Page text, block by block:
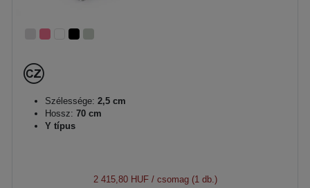
Szélessége: 2,5 cm
Hossz: 70 cm
Y típus
2 415,80 HUF/ csomag (1 db.)